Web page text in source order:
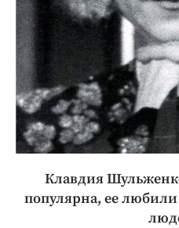
Клавдия
популярна, ее